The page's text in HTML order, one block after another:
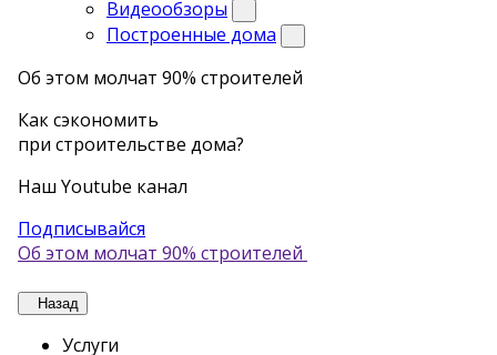
Видеообзоры
Построенные дома
Об этом молчат 90% строителей
Как сэкономить
при строительстве дома?
Наш Youtube канал
Подписывайся
Об этом молчат 90% строителей
Назад
Услуги